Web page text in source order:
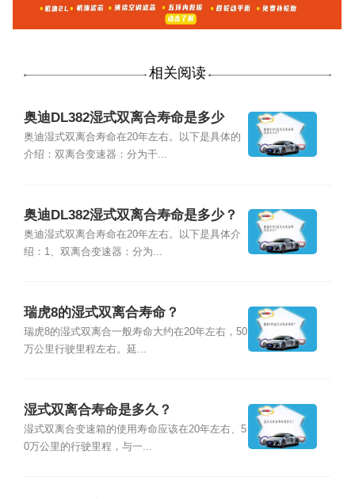
相关阅读
奥迪DL382湿式双离合寿命是多少
年？
奥迪湿式双离合寿命在20年左右。以下是具体的
介绍：双离合变速器：分为干...
奥迪DL382湿式双离合寿命是多少？
奥迪湿式双离合寿命在20年左右。以下是具体介
绍：1、双离合变速器：分为...
瑞虎8的湿式双离合寿命？
瑞虎8的湿式双离合一般寿命大约在20年左右，50
万公里行驶里程左右。延...
湿式双离合寿命是多久？
湿式双离合变速箱的使用寿命应该在20年左右、5
0万公里的行驶里程，与一...